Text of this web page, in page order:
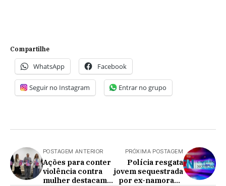
Compartilhe
WhatsApp Facebook
Seguir no Instagram Entrar no grupo
POSTAGEM ANTERIOR
Ações para conter
violência contra
mulher destacam
PRÓXIMA POSTAGEM
Polícia resgata
jovem sequestrada
por ex-namorado